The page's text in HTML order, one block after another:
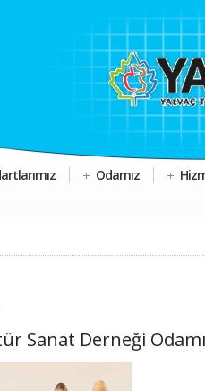
Odamız
Sanat Derneği